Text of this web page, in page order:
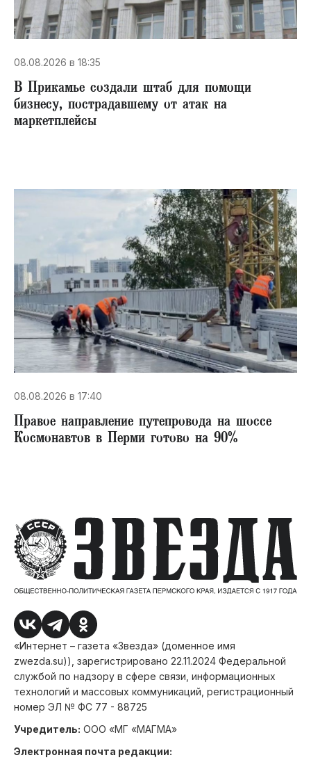
08.08.2026 в 18:35
В Прикамье создали штаб для помощи
бизнесу, пострадавшему от атак на
маркетплейсы
08.08.2026 в 17:40
Правое направление путепровода на шоссе
Космонавтов в Перми готово на 90%
«Интернет – газета «Звезда» (доменное имя
zwezda.su)), зарегистрировано 22.11.2024 Федеральной
службой по надзору в сфере связи, информационных
технологий и массовых коммуникаций, регистрационный
номер ЭЛ № ФС 77 - 88725
Учредитель: ООО «МГ «МАГМА»
Электронная почта редакции: